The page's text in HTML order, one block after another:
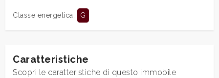
Classe energetica: G
Caratteristiche
Scopri le caratteristiche di questo immobile
Locali
Qualsiasi